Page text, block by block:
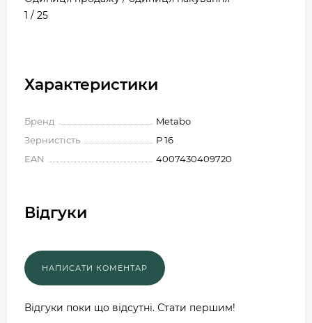
1 / 25
Характеристики
Бренд
Metabo
Зернистість
Р 16
EAN
4007430409720
Відгуки
Відгуки поки що відсутні. Стати першим!